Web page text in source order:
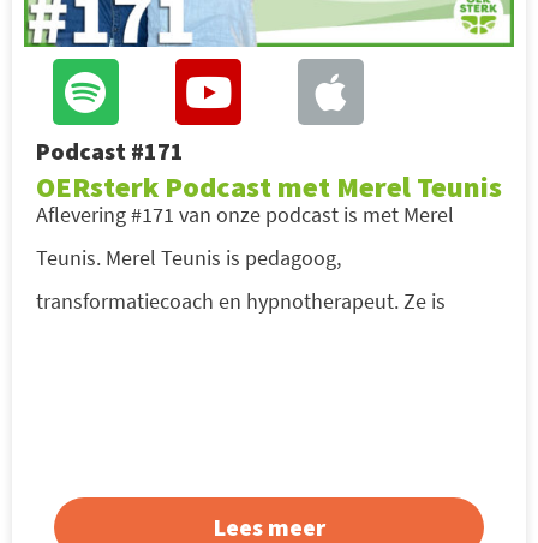
Podcast #171
OERsterk Podcast met Merel Teunis
Aflevering #171 van onze podcast is met Merel
Teunis. Merel Teunis is pedagoog,
transformatiecoach en hypnotherapeut. Ze is
Lees meer